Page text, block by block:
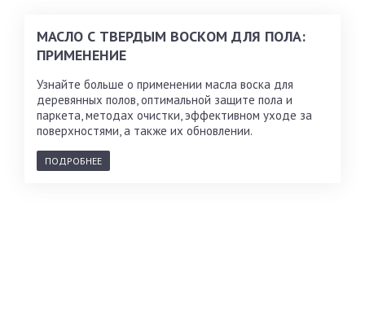
МАСЛО С ТВЕРДЫМ ВОСКОМ ДЛЯ ПОЛА:
ПРИМЕНЕНИЕ
Узнайте больше о применении масла воска для
деревянных полов, оптимальной защите пола и
паркета, методах очистки, эффективном уходе за
поверхностями, а также их обновлении.
ПОДРОБНЕЕ